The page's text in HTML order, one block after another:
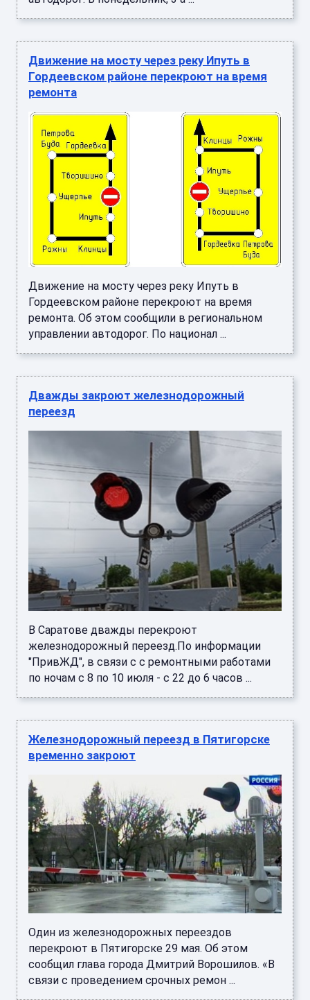
Движение на мосту через реку Ипуть в
Гордеевском районе перекроют на время
ремонта
Движение на мосту через реку Ипуть в
Гордеевском районе перекроют на время
ремонта. Об этом сообщили в региональном
управлении автодорог. По национал ...
Дважды закроют железнодорожный
переезд
В Саратове дважды перекроют
железнодорожный переезд.По информации
"ПривЖД", в связи с с ремонтными работами
по ночам с 8 по 10 июля - с 22 до 6 часов ...
Железнодорожный переезд в Пятигорске
временно закроют
Один из железнодорожных переездов
перекроют в Пятигорске 29 мая. Об этом
сообщил глава города Дмитрий Ворошилов. «В
связи с проведением срочных ремон ...